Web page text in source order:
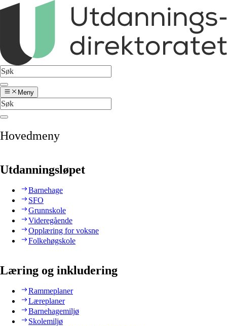
Meny
Hovedmeny
Utdanningsløpet
Barnehage
SFO
Grunnskole
Videregående
Opplæring for voksne
Folkehøgskole
Læring og inkludering
Rammeplaner
Læreplaner
Barnehagemiljø
Skolemiljø